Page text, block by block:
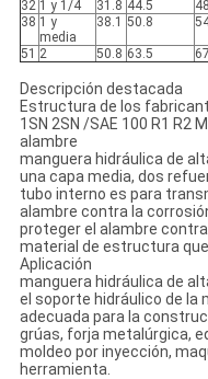
32 1 y 1/4 31.8 44.5
38 1 y
media
38.1 50.8
51 2 50.8 63.5
Descripción destacada
Estructura de los
1SN 2SN /SAE 100 R1
alambre
manguera hidráulica de
una capa media, dos
tubo interno es para
alambre contra la
proteger el alambre
material de estructura
Aplicación
manguera hidráulica de
el soporte hidráulico de la
adecuada para la
grúas, forja metalúrgica,
moldeo por inyección,
herramienta.